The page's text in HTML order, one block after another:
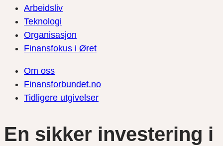
Arbeidsliv
Teknologi
Organisasjon
Finansfokus i Øret
Om oss
Finansforbundet.no
Tidligere utgivelser
En sikker investering i